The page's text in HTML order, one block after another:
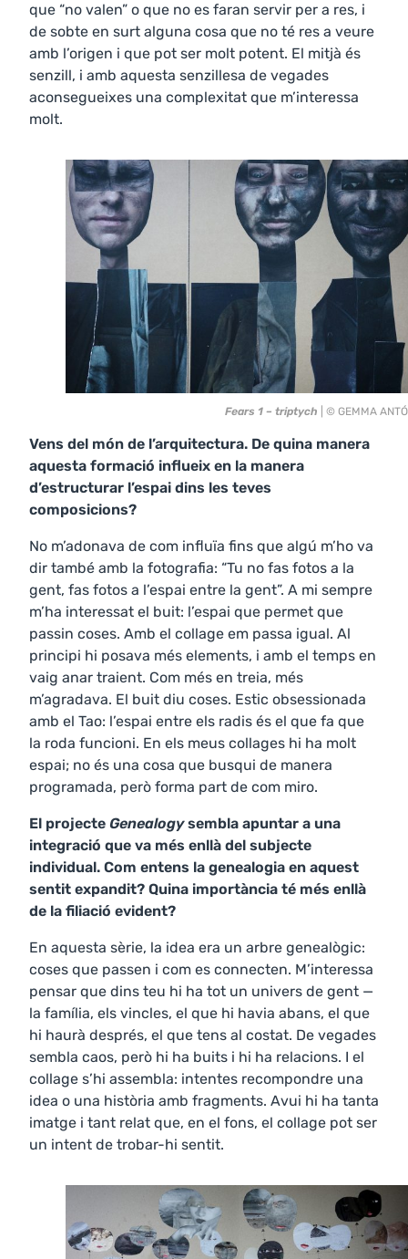
que “no valen” o que no es faran servir per a res, i
de sobte en surt alguna cosa que no té res a veure
amb l’origen i que pot ser molt potent. El mitjà és
senzill, i amb aquesta senzillesa de vegades
aconsegueixes una complexitat que m’interessa
molt.
Fears 1 – triptych | © GEMMA
Vens del món de l’arquitectura. De quina manera
aquesta formació influeix en la manera
d’estructurar l’espai dins les teves
composicions?
No m’adonava de com influïa fins que algú m’ho va
dir també amb la fotografia: “Tu no fas fotos a la
gent, fas fotos a l’espai entre la gent”. A mi sempre
m’ha interessat el buit: l’espai que permet que
passin coses. Amb el collage em passa igual. Al
principi hi posava més elements, i amb el temps en
vaig anar traient. Com més en treia, més
m’agradava. El buit diu coses. Estic obsessionada
amb el Tao: l’espai entre els radis és el que fa que
la roda funcioni. En els meus collages hi ha molt
espai; no és una cosa que busqui de manera
programada, però forma part de com miro.
El projecte Genealogysembla apuntar a una
integració que va més enllà del subjecte
individual. Com entens la genealogia en aquest
sentit expandit? Quina importància té més enllà
de la filiació evident?
En aquesta sèrie, la idea era un arbre genealògic:
coses que passen i com es connecten. M’interessa
pensar que dins teu hi ha tot un univers de gent —
la família, els vincles, el que hi havia abans, el que
hi haurà després, el que tens al costat. De vegades
sembla caos, però hi ha buits i hi ha relacions. I el
collage s’hi assembla: intentes recompondre una
idea o una història amb fragments. Avui hi ha tanta
imatge i tant relat que, en el fons, el collage pot ser
un intent de trobar-hi sentit.